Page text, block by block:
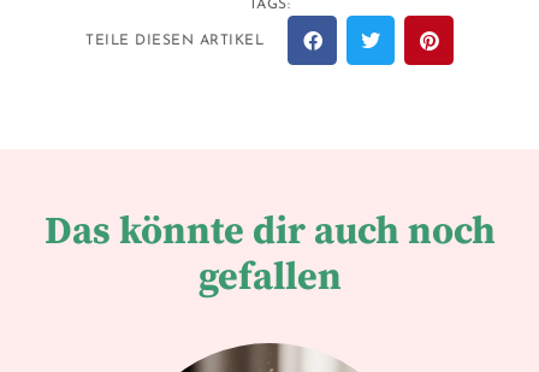
TAGS:
TEILE DIESEN ARTIKEL
Das könnte dir auch noch
gefallen